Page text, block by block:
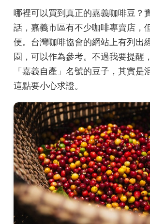
哪裡可以買到真正的嘉義咖啡豆？
話，嘉義市區有不少咖啡專賣店，
便。台灣咖啡協會的網站上有列出
園，可以作為參考。不過我要提醒
「嘉義自產」名號的豆子，其實是
這點要小心求證。